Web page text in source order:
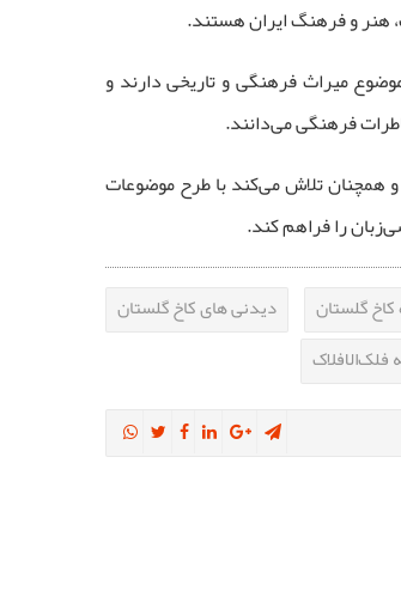
هنر و فرهنگ ایران هستند.
میراث فرهنگی و تاریخی دارند و
فرهنگی می‌دانند.
همچنان تلاش می‌کند با طرح موضوعات
را فراهم کند.
کاخ گلستان
دیدنی های کاخ گلستان
فلک‌الافلاک